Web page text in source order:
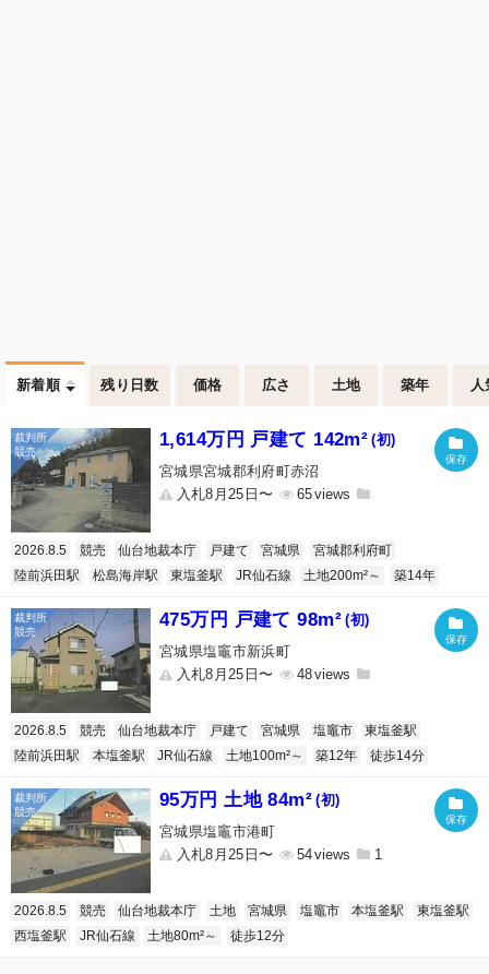
新着順 残り日数 価格 広さ 土地 築年 人
1,614万円 戸建て 142m² (初)
宮城県宮城郡利府町赤沼
入札8月25日〜
65
2026.8.5 競売 仙台地裁本庁 戸建て 宮城県
宮城郡利府町
陸前浜田駅
松島海岸駅 東塩釜駅 JR仙石線 土地200m²～ 築14年
475万円 戸建て 98m² (初)
宮城県塩竈市新浜町
入札8月25日〜
48
2026.8.5 競売 仙台地裁本庁 戸建て 宮城県 塩竈市
東塩釜駅
陸前浜田駅
本塩釜駅 JR仙石線 土地100m²～ 築12年 徒歩14分
95万円 土地 84m² (初)
宮城県塩竈市港町
入札8月25日〜
54 1
2026.8.5 競売 仙台地裁本庁 土地 宮城県 塩竈市 本塩釜駅
東塩釜駅
西塩釜駅
JR仙石線 土地80m²～ 徒歩12分